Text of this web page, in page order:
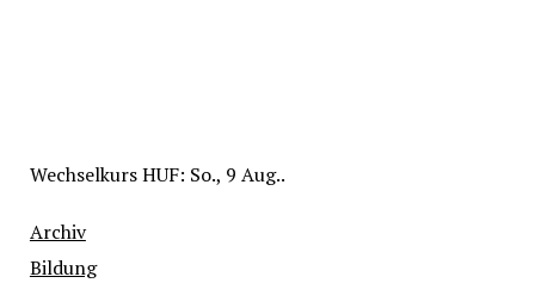
WechselkursHUF: So., 9 Aug..
Archiv
Bildung